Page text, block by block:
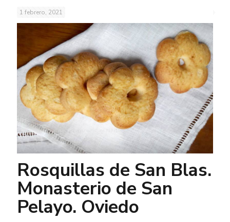
1 febrero, 2021
Rosquillas de San Blas.
Monasterio de San
Pelayo. Oviedo